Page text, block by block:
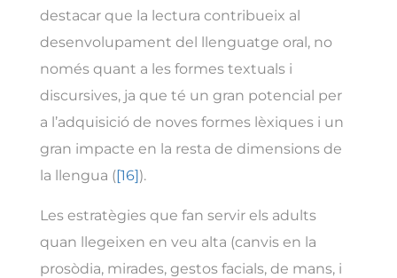
destacar que la lectura contribueix al
desenvolupament del llenguatge oral, no
només quant a les formes textuals i
discursives, ja que té un gran potencial per
a l’adquisició de noves formes lèxiques i un
gran impacte en la resta de dimensions de
la llengua ([16]).
Les estratègies que fan servir els adults
quan llegeixen en veu alta (canvis en la
prosòdia, mirades, gestos facials, de mans, i